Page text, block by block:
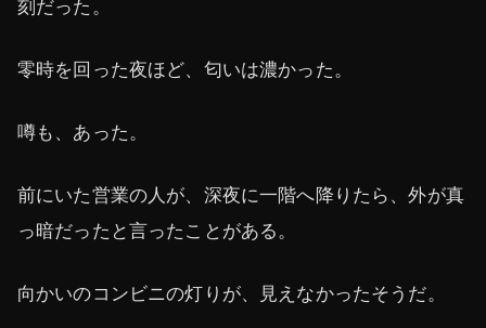
刻だった。
零時を回った夜ほど、匂いは濃かった。
噂も、あった。
前にいた営業の人が、深夜に一階へ降りたら、外が真
っ暗だったと言ったことがある。
向かいのコンビニの灯りが、見えなかったそうだ。